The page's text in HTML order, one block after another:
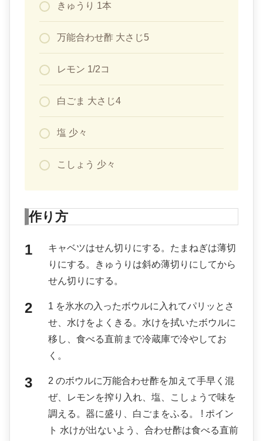
きゅうり 1本
万能合わせ酢 大さじ5
レモン 1/2コ
白ごま 大さじ4
塩 少々
こしょう 少々
作り方
キャベツはせん切りにする。たまねぎは薄切
りにする。きゅうりは斜め薄切りにしてから
せん切りにする。
1 を氷水の入ったボウルに入れてパリッとさ
せ、水けをよくきる。水けを拭いたボウルに
移し、食べる直前まで冷蔵庫で冷やしてお
く。
2 のボウルに万能合わせ酢を加えて手早く混
ぜ、レモンを搾り入れ、塩、こしょうで味を
調える。器に盛り、白ごまをふる。 ! ポイン
ト 水けが出ないよう、合わせ酢は食べる直前